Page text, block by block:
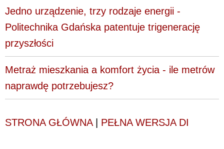
Jedno urządzenie, trzy rodzaje energii -
Politechnika Gdańska patentuje trigenerację
przyszłości
Metraż mieszkania a komfort życia - ile metrów
naprawdę potrzebujesz?
STRONA GŁÓWNA| PEŁNA WERSJA DI